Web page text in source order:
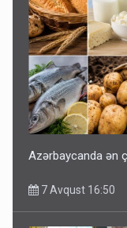
Azərbaycanda ən
7 Avqust 16:50